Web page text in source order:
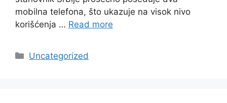
mobilna telefona, što ukazuje na visok nivo
korišćenja … Read more
Categories
Uncategorized